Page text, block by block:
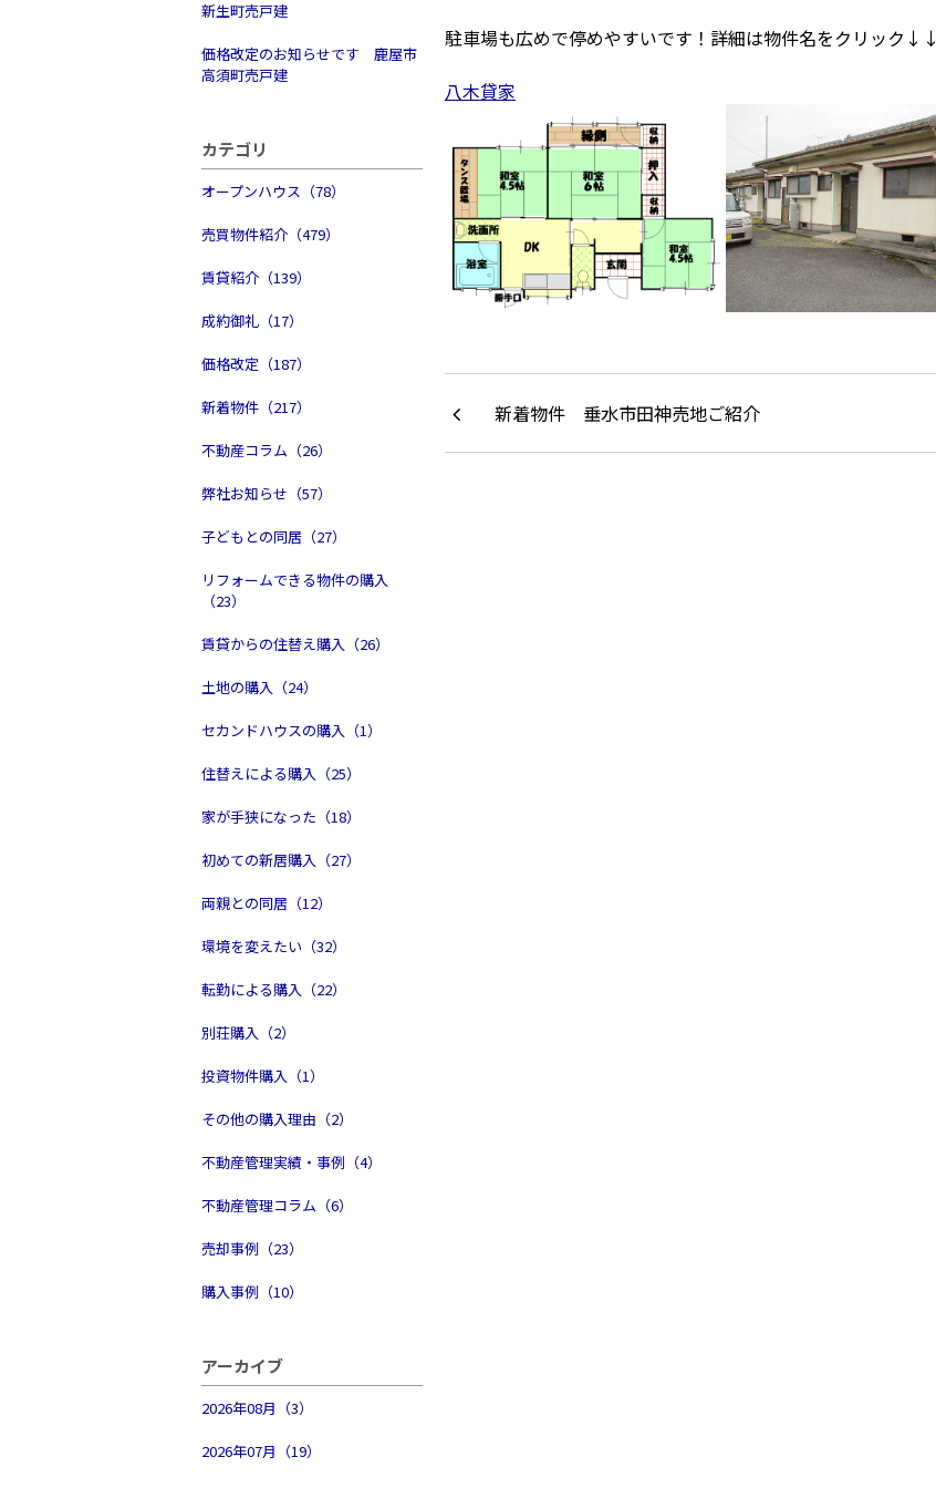
新生町売戸建
価格改定のお知らせです 鹿屋市
高須町売戸建
カテゴリ
オープンハウス（78）
売買物件紹介（479）
賃貸紹介（139）
成約御礼（17）
価格改定（187）
新着物件（217）
不動産コラム（26）
弊社お知らせ（57）
子どもとの同居（27）
リフォームできる物件の購入
（23）
賃貸からの住替え購入（26）
土地の購入（24）
セカンドハウスの購入（1）
住替えによる購入（25）
家が手狭になった（18）
初めての新居購入（27）
両親との同居（12）
環境を変えたい（32）
転勤による購入（22）
別荘購入（2）
投資物件購入（1）
その他の購入理由（2）
不動産管理実績・事例（4）
不動産管理コラム（6）
売却事例（23）
購入事例（10）
アーカイブ
2026年08月（3）
2026年07月（19）
駐車場も広めで停めやすいです！詳細は物件名をクリック↓↓
八木貸家
新着物件 垂水市田神売地ご紹介